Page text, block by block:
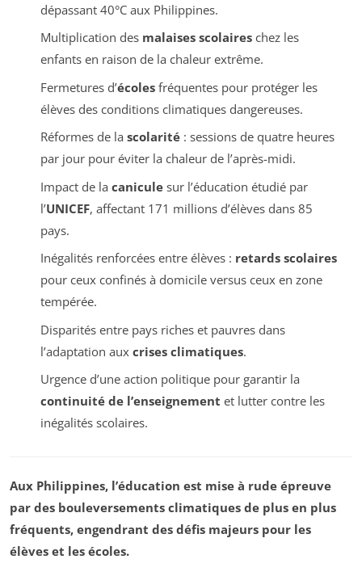
dépassant 40°C aux Philippines.
Multiplication des malaises scolaireschez les
enfants en raison de la chaleur extrême.
Fermetures d’écolesfréquentes pour protéger les
élèves des conditions climatiques dangereuses.
Réformes de la scolarité: sessions de quatre heures
par jour pour éviter la chaleur de l’après-midi.
Impact de la caniculesur l’éducation étudié par
l’UNICEF, affectant 171 millions d’élèves dans 85
pays.
Inégalités renforcées entre élèves : retards scolaires
pour ceux confinés à domicile versus ceux en zone
tempérée.
Disparités entre pays riches et pauvres dans
l’adaptation aux crises climatiques.
Urgence d’une action politique pour garantir la
continuité de l’enseignement et lutter contre les
inégalités scolaires.
Aux Philippines, l’éducation est mise à rude épreuve
par des bouleversements climatiques de plus en plus
fréquents, engendrant des défis majeurs pour les
élèves et les écoles.